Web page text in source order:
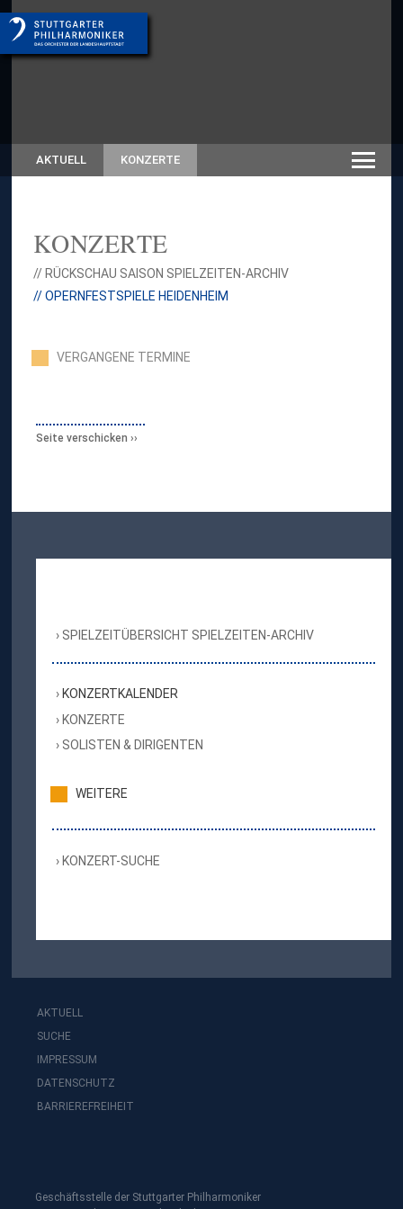
AKTUELL KONZERTE
KONZERTE
// RÜCKSCHAU SAISON SPIELZEITEN-ARCHIV
// OPERNFESTSPIELE HEIDENHEIM
VERGANGENE TERMINE
Seite verschicken
SPIELZEITÜBERSICHT SPIELZEITEN-ARCHIV
KONZERTKALENDER
KONZERTE
SOLISTEN & DIRIGENTEN
WEITERE
KONZERT-SUCHE
AKTUELL
SUCHE
IMPRESSUM
DATENSCHUTZ
BARRIEREFREIHEIT
Geschäftsstelle der Stuttgarter Philharmoniker